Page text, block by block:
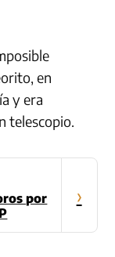
en
y era
telescopio.
por
›